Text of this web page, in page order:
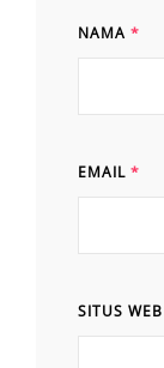
NAMA *
EMAIL *
SITUS WEB